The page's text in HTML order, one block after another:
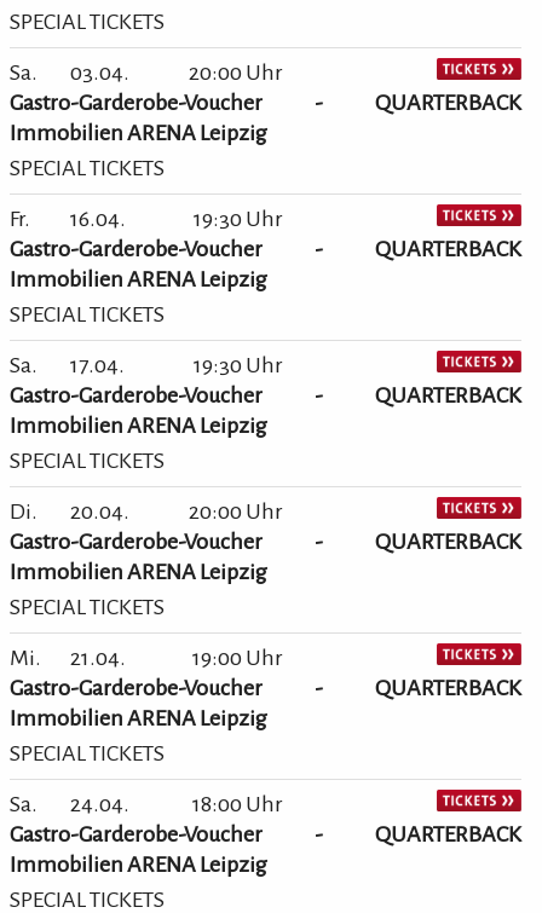
SPECIAL TICKETS
Sa. 03.04.
20:00 Uhr
Gastro-Garderobe-Voucher - QUARTERBACK
Immobilien ARENA Leipzig
SPECIAL TICKETS
Fr. 16.04.
19:30 Uhr
Gastro-Garderobe-Voucher - QUARTERBACK
Immobilien ARENA Leipzig
SPECIAL TICKETS
Sa. 17.04.
19:30 Uhr
Gastro-Garderobe-Voucher - QUARTERBACK
Immobilien ARENA Leipzig
SPECIAL TICKETS
Di. 20.04.
20:00 Uhr
Gastro-Garderobe-Voucher - QUARTERBACK
Immobilien ARENA Leipzig
SPECIAL TICKETS
Mi. 21.04.
19:00 Uhr
Gastro-Garderobe-Voucher - QUARTERBACK
Immobilien ARENA Leipzig
SPECIAL TICKETS
Sa. 24.04.
18:00 Uhr
Gastro-Garderobe-Voucher - QUARTERBACK
Immobilien ARENA Leipzig
SPECIAL TICKETS